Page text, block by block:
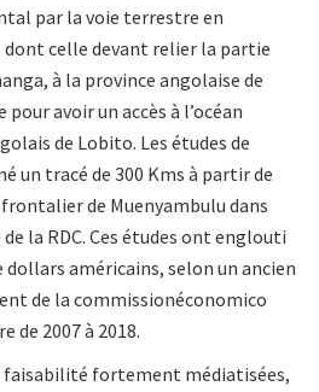
par la voie terrestre en
celle devant relier la partie
à la province angolaise de
avoir un accès à l’océan
de Lobito. Les études de
un tracé de 300 Kms à partir de
frontalier de Muenyambulu dans
la RDC. Ces études ont englouti
dollars américains, selon un ancien
de la commissionéconomico
de 2007 à 2018.
faisabilité fortement médiatisées,